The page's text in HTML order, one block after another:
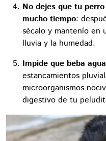
No dejes que tu
mucho tiempo:
sécalo y mantenlo en
lluvia y la humedad.
Impide que beba
estancamientos
microorganismos
digestivo de tu